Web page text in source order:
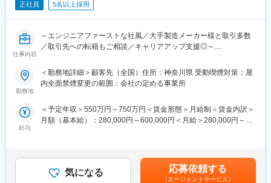
ます。
計・実験(3)航空機用特殊機材の設計(4)半導体装置の設計・評価
(5)自動機の生産ラインの構築・設計・立上げ(6)光ディスク関連評
メ・ムービー・TV・DVD等のAV機器設計(9)携帯電話の設計開発
(10)ハイブリッドカーの先行開発等、その他機械設計に従事頂き
(1)弊社ではエンジニア同士の横の繋がりが強く、研修や勉強会
（昨年度実績2000回）を実施し、啓発の共有を図っています。
自分のキャリアにあった企業を選定することが出来ます。
(3)雇用整理を行なっていません。リーマンショック以降に派遣の
ニーズが低下したものの、社員があってこそ企業が成り立つとい
正社員 5名以上採用
仕事内容
～エンジニアファーストな社風／大手製造メーカー様と取引多数
／取引先への転籍もご相談／キャリアアップ支援◎～
■業務概要
「人材」×「製造」×「技術」にて、大手メーカー様の製造・技術
※ご経験により、他案件に配属となる場合もございます。
します。
勤務地
＜勤務地詳細＞顧客先（全国）住所：神奈川県 受動喫煙対策：屋
内全面禁煙変更の範囲：会社の定める事業所
給与
＜予定年収＞550万円～750万円＜賃金形態＞月給制＜賃金内訳＞
月額（基本給）：280,000円～600,000円＜月給＞280,000円～
気になる 応募依頼する
（エージェントサービス）